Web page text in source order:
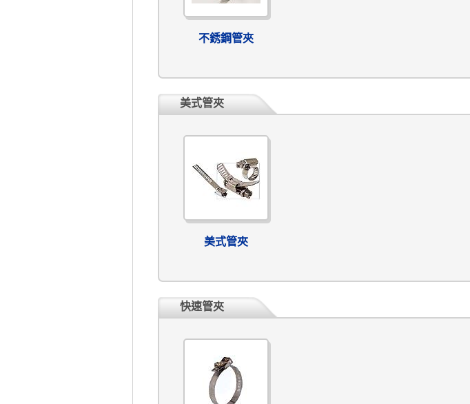
不銹鋼管夾
美式管夾
美式管夾
快速管夾